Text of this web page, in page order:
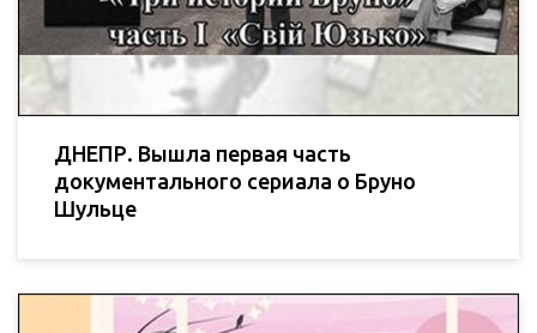
ДНЕПР. Вышла первая часть
документального сериала о Бруно
Шульце